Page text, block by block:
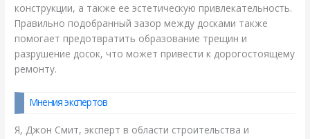
конструкции, а также ее эстетическую привлекательность.
Правильно подобранный зазор между досками также
помогает предотвратить образование трещин и
разрушение досок, что может привести к дорогостоящему
ремонту.
Мнения экспертов
Я, Джон Смит, эксперт в области строительства и